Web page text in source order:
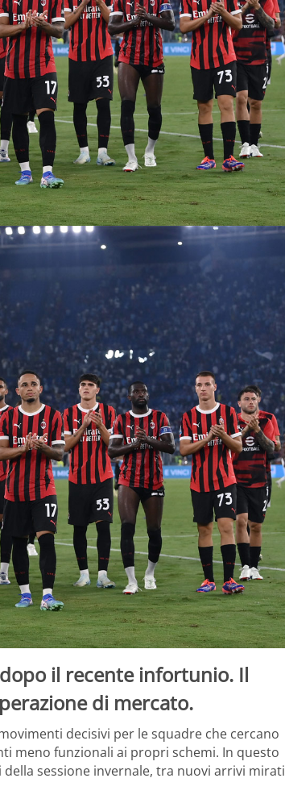
il recente infortunio. Il
di mercato.
decisivi per le squadre che cercano
meno funzionali ai propri schemi. In questo
sessione invernale, tra nuovi arrivi mirati